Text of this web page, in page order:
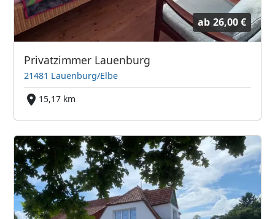
ab 26,00 €
Privatzimmer Lauenburg
21481 Lauenburg/Elbe
15,17 km